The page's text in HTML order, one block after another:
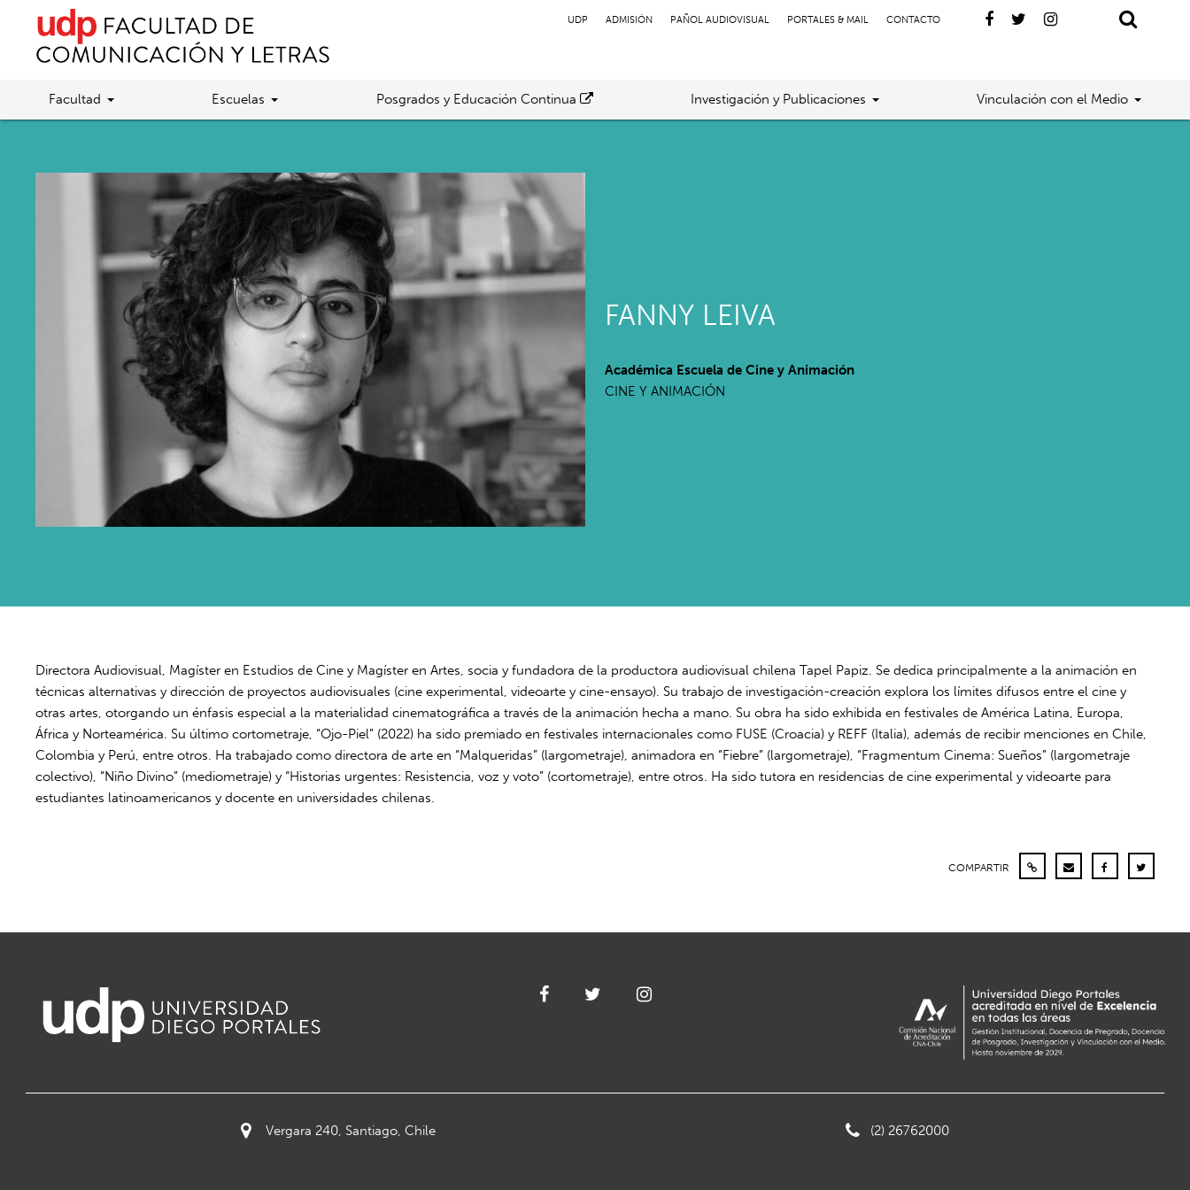
UDP ADMISIÓN PAÑOL AUDIOVISUAL PORTALES & MAIL CONTACTO
Facultad Escuelas Posgrados y Educación Continua Investigación y Publicaciones Vinculación con el Medio
FANNY LEIVA
Académica Escuela de Cine y Animación
CINE Y ANIMACIÓN
Directora Audiovisual, Magíster en Estudios de Cine y Magíster en Artes, socia y fundadora de la productora audiovisual chilena Tapel Papiz. Se dedica principalmente a la animación en
técnicas alternativas y dirección de proyectos audiovisuales (cine experimental, videoarte y cine-ensayo). Su trabajo de investigación-creación explora los límites difusos entre el cine y
otras artes, otorgando un énfasis especial a la materialidad cinematográfica a través de la animación hecha a mano. Su obra ha sido exhibida en festivales de América Latina, Europa,
África y Norteamérica. Su último cortometraje, “Ojo-Piel” (2022) ha sido premiado en festivales internacionales como FUSE (Croacia) y REFF (Italia), además de recibir menciones en Chile,
Colombia y Perú, entre otros. Ha trabajado como directora de arte en “Malqueridas” (largometraje), animadora en “Fiebre” (largometraje), “Fragmentum Cinema: Sueños” (largometraje
colectivo), “Niño Divino” (mediometraje) y “Historias urgentes: Resistencia, voz y voto” (cortometraje), entre otros. Ha sido tutora en residencias de cine experimental y videoarte para
estudiantes latinoamericanos y docente en universidades chilenas.
COMPARTIR
Vergara 240, Santiago, Chile (2) 26762000